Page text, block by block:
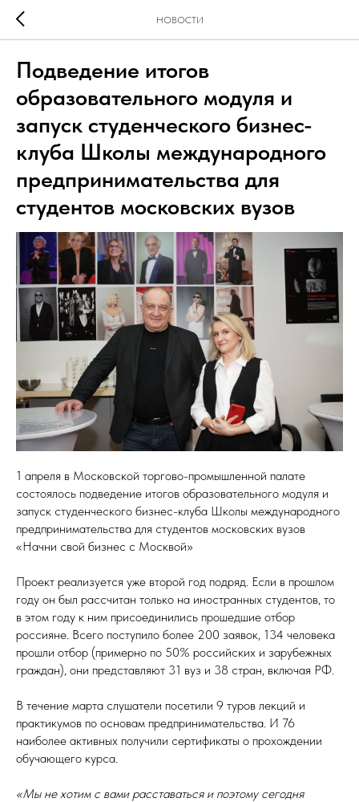
НОВОСТИ
Подведение итогов
образовательного модуля и
запуск студенческого бизнес-
клуба Школы международного
предпринимательства для
студентов московских вузов
1 апреля в Московской торгово-промышленной палате
состоялось подведение итогов образовательного модуля и
запуск студенческого бизнес-клуба Школы международного
предпринимательства для студентов московских вузов
«Начни свой бизнес с Москвой»
Проект реализуется уже второй год подряд. Если в прошлом
году он был рассчитан только на иностранных студентов, то
в этом году к ним присоединились прошедшие отбор
россияне. Всего поступило более 200 заявок, 134 человека
прошли отбор (примерно по 50% российских и зарубежных
граждан), они представляют 31 вуз и 38 стран, включая РФ.
В течение марта слушатели посетили 9 туров лекций и
практикумов по основам предпринимательства. И 76
наиболее активных получили сертификаты о прохождении
обучающего курса.
«Мы не хотим с вами расставаться и поэтому сегодня